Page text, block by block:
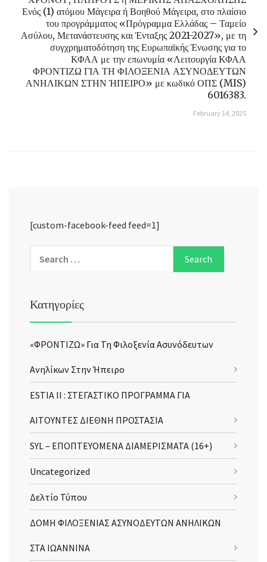
Ενός (1) ατόμου Μάγειρα ή Βοηθού Μάγειρα, στο πλαίσιο
του προγράμματος «Πρόγραμμα Ελλάδας – Ταμείο
Ασύλου, Μετανάστευσης και Ένταξης 2021-2027», με τη
συγχρηματοδότηση της Ευρωπαϊκής Ένωσης για το
ΚΦΑΑ με την επωνυμία «Λειτουργία ΚΦΑΑ
ΦΡΟΝΤΙΖΩ ΓΙΑ ΤΗ ΦΙΛΟΞΕΝΙΑ ΑΣΥΝΟΔΕΥΤΩΝ
ΑΝΗΛΙΚΩΝ ΣΤΗΝ ΉΠΕΙΡΟ» με κωδικό ΟΠΣ (MIS)
6016383.
February 14, 2025
[custom-facebook-feed feed=1]
Κατηγορίες
«ΦΡΟΝΤΙΖΩ» Για Τη Φιλοξενία Ασυνόδευτων
Ανηλίκων Στην Ήπειρο
ESTIA II : ΣΤΕΓΑΣΤΙΚΟ ΠΡΟΓΡΑΜΜΑ ΓΙΑ
ΑΙΤΟΥΝΤΕΣ ΔΙΕΘΝΗ ΠΡΟΣΤΑΣΙΑ
SYL – ΕΠΟΠΤΕΥΟΜΕΝΑ ΔΙΑΜΕΡΙΣΜΑΤΑ (16+)
Uncategorized
Δελτίο Τύπου
ΔΟΜΗ ΦΙΛΟΞΕΝΙΑΣ ΑΣΥΝΟΔΕΥΤΩΝ ΑΝΗΛΙΚΩΝ
ΣΤΑ ΙΩΑΝΝΙΝΑ